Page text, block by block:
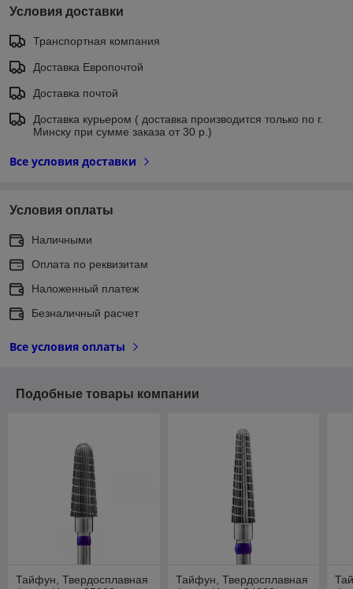
Условия доставки
Транспортная компания
Доставка Европочтой
Доставка почтой
Доставка курьером ( доставка производится только по г.
Минску при сумме заказа от 30 р.)
Все условия доставки
Условия оплаты
Наличными
Оплата по реквизитам
Наложенный платеж
Безналичный расчет
Все условия оплаты
Подобные товары компании
Тайфун, Твердосплавная
Тайфун, Твердосплавная